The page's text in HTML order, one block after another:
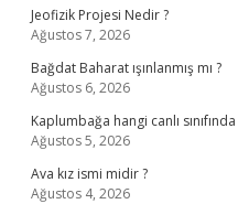
Jeofizik Projesi Nedir ?
Ağustos 7, 2026
Bağdat Baharat ışınlanmış mı ?
Ağustos 6, 2026
Kaplumbağa hangi canlı
Ağustos 5, 2026
Ava kız ismi midir ?
Ağustos 4, 2026